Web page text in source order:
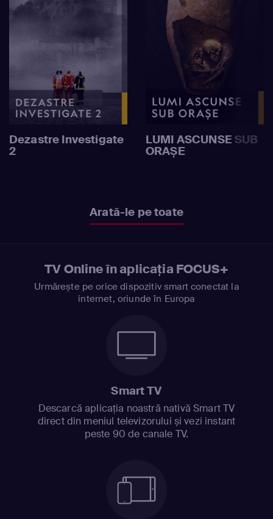
Dezastre Investigate
2
LUMI ASCUNSE SUB
ORAȘE
Arată-le pe toate
TV Online în aplicația FOCUS+
Urmărește pe orice dispozitiv smart conectat la
internet, oriunde în Europa
Smart TV
Descarcă aplicația noastră nativă Smart TV
direct din meniul televizorului și vezi instant
peste 90 de canale TV.